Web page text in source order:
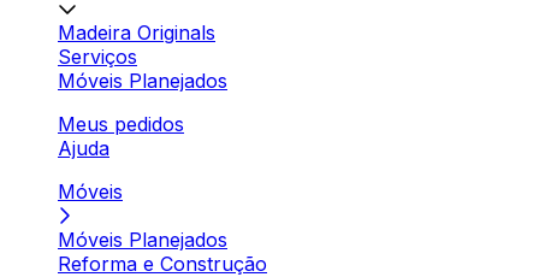
Madeira Originals
Serviços
Móveis Planejados
Meus pedidos
Ajuda
Móveis
Móveis Planejados
Reforma e Construção